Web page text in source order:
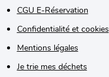
CGU E-Réservation
Confidentialité et cookies
Mentions légales
Je trie mes déchets